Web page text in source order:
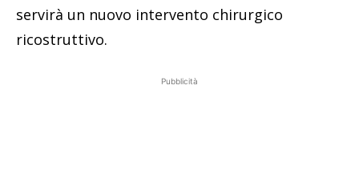
servirà un nuovo intervento chirurgico
ricostruttivo.
Pubblicità